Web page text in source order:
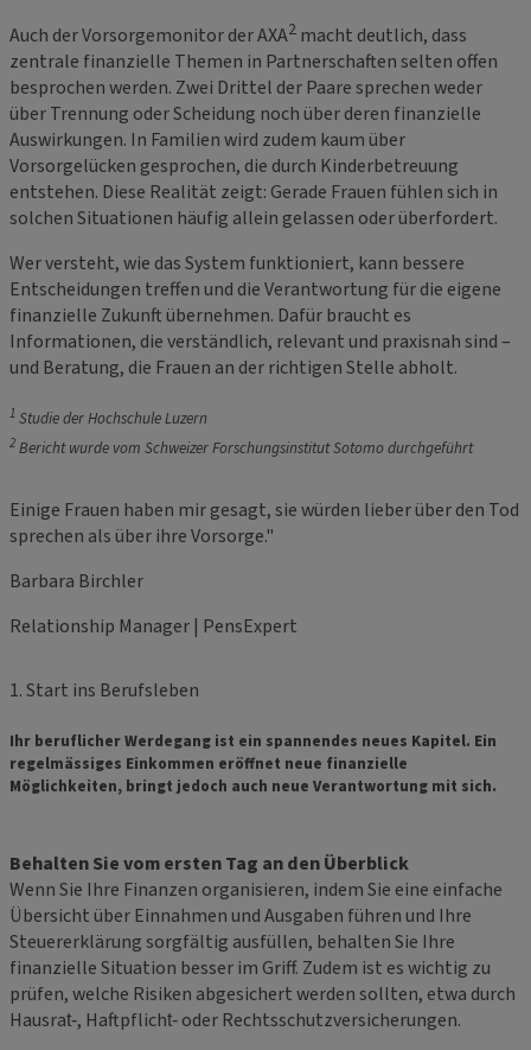
Auch der Vorsorgemonitor der AXA2 macht deutlich, dass
zentrale finanzielle Themen in Partnerschaften selten offen
besprochen werden. Zwei Drittel der Paare sprechen weder
über Trennung oder Scheidung noch über deren finanzielle
Auswirkungen. In Familien wird zudem kaum über
Vorsorgelücken gesprochen, die durch Kinderbetreuung
entstehen. Diese Realität zeigt: Gerade Frauen fühlen sich in
solchen Situationen häufig allein gelassen oder überfordert.
Wer versteht, wie das System funktioniert, kann bessere
Entscheidungen treffen und die Verantwortung für die eigene
finanzielle Zukunft übernehmen. Dafür braucht es
Informationen, die verständlich, relevant und praxisnah sind –
und Beratung, die Frauen an der richtigen Stelle abholt.
1 Studie der Hochschule Luzern
2 Bericht wurde vom Schweizer Forschungsinstitut Sotomo durchgeführt
Einige Frauen haben mir gesagt, sie würden lieber über den Tod
sprechen als über ihre Vorsorge."
Barbara Birchler
Relationship Manager | PensExpert
1. Start ins Berufsleben
Ihr beruflicher Werdegang ist ein spannendes neues Kapitel. Ein
regelmässiges Einkommen eröffnet neue finanzielle
Möglichkeiten, bringt jedoch auch neue Verantwortung mit sich.
Behalten Sie vom ersten Tag an den Überblick
Wenn Sie Ihre Finanzen organisieren, indem Sie eine einfache
Übersicht über Einnahmen und Ausgaben führen und Ihre
Steuererklärung sorgfältig ausfüllen, behalten Sie Ihre
finanzielle Situation besser im Griff. Zudem ist es wichtig zu
prüfen, welche Risiken abgesichert werden sollten, etwa durch
Hausrat‑, Haftpflicht‑ oder Rechtsschutzversicherungen.